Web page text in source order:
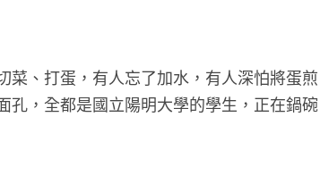
菜、打蛋，有人忘了加水，有人深怕將蛋煎
孔，全都是國立陽明大學的學生，正在鍋碗